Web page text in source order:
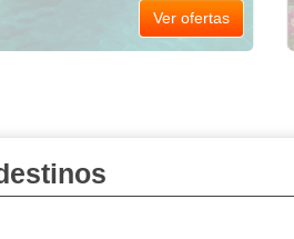
Ver ofertas